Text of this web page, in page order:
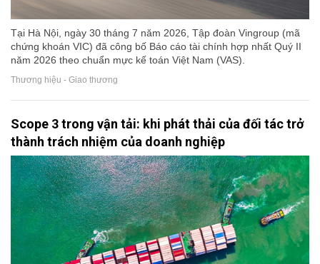
Tại Hà Nội, ngày 30 tháng 7 năm 2026, Tập đoàn Vingroup (mã
chứng khoán VIC) đã công bố Báo cáo tài chính hợp nhất Quý II
năm 2026 theo chuẩn mực kế toán Việt Nam (VAS).
Thương hiệu - Giao thương
Scope 3 trong vận tải: khi phát thải của đối tác trở
thành trách nhiệm của doanh nghiệp